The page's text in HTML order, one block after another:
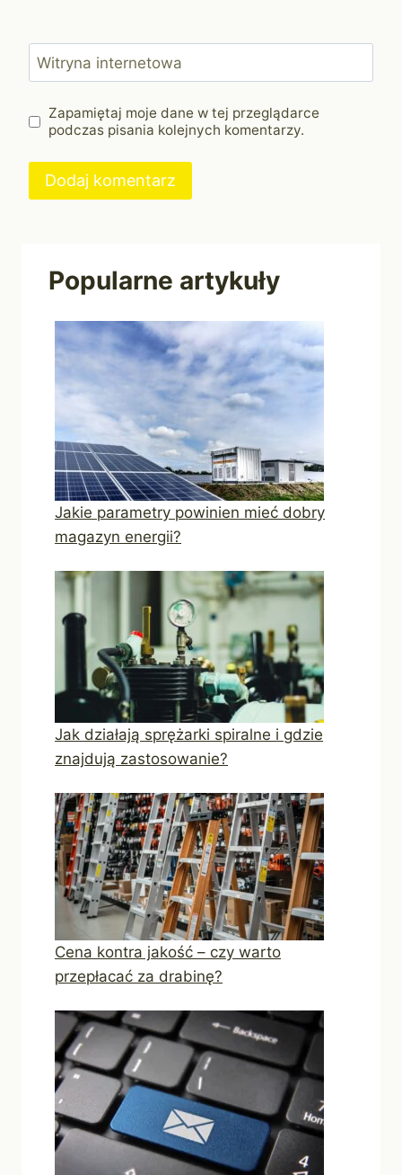
Witryna internetowa
Zapamiętaj moje dane w tej przeglądarce
podczas pisania kolejnych komentarzy.
Popularne artykuły
Jakie parametry powinien mieć dobry
magazyn energii?
Jak działają sprężarki spiralne i gdzie
znajdują zastosowanie?
Cena kontra jakość – czy warto
przepłacać za drabinę?